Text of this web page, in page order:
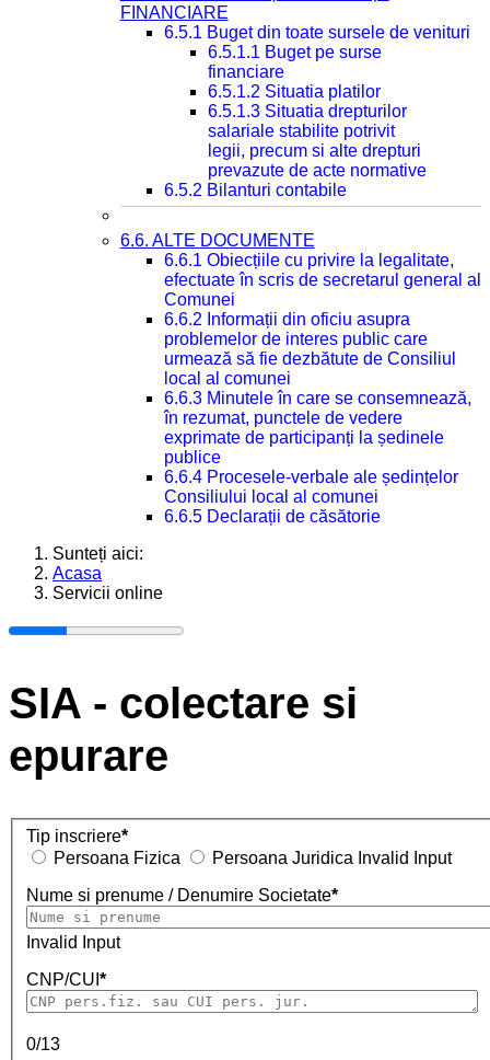
FINANCIARE
6.5.1 Buget din toate sursele de venituri
6.5.1.1 Buget pe surse
financiare
6.5.1.2 Situatia platilor
6.5.1.3 Situatia drepturilor
salariale stabilite potrivit
legii, precum si alte drepturi
prevazute de acte normative
6.5.2 Bilanturi contabile
6.6. ALTE DOCUMENTE
6.6.1 Obiecțiile cu privire la legalitate,
efectuate în scris de secretarul general al
Comunei
6.6.2 Informații din oficiu asupra
problemelor de interes public care
urmează să fie dezbătute de Consiliul
local al comunei
6.6.3 Minutele în care se consemnează,
în rezumat, punctele de vedere
exprimate de participanți la ședinele
publice
6.6.4 Procesele-verbale ale ședințelor
Consiliului local al comunei
6.6.5 Declarații de căsătorie
Sunteți aici:
Acasa
Servicii online
SIA - colectare si
epurare
Tip inscriere*
Persoana Fizica
Persoana Juridica Invalid Input
Nume si prenume / Denumire Societate*
Invalid Input
CNP/CUI *
0/13